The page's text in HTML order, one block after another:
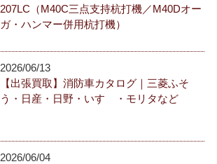
207LC（M40C三点支持杭打機／M40Dオー
ガ・ハンマー併用杭打機）
2026/06/13
【出張買取】消防車カタログ｜三菱ふそ
う・日産・日野・いすゞ・モリタなど
2026/06/04